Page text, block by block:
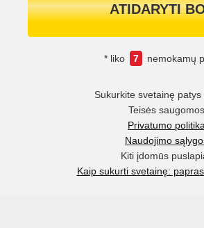
ATIDARYTI
* liko 7 nemokamų
Sukurkite svetainę patys
Teisės saugomos
Privatumo politika
Naudojimo
Kiti įdomūs
Kaip sukurti svetainę: